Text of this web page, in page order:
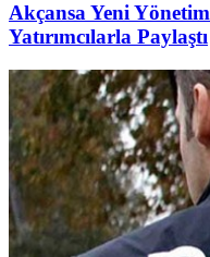
Akçansa Yeni
Yatırımcılarla Paylaştı